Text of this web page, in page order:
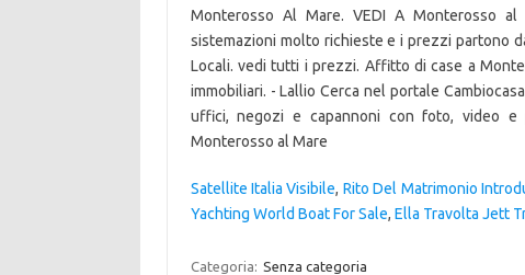
Satellite Italia Visibile, Rito Del Matrimonio
Yachting World Boat For Sale, Ella Travolta Jett
Categoria: Senza categoria